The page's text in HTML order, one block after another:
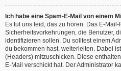
Ich habe eine Spam-E-Mail von einem
Es tut uns leid, das zu hören. Das E-
Sicherheitsvorkehrungen, die Benutzer,
identifizieren sollen. Du solltest einem
du bekommen hast, weiterleiten. Dabei
(Headers) mitzuschicken. Diese
E-Mail verschickt hat. Der Administrator